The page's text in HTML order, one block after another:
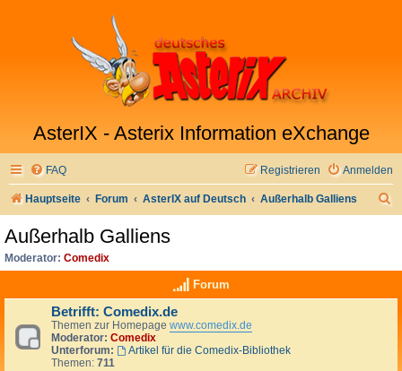
AsterIX - Asterix Information eXchange
FAQ Anmelden
Registrieren
Hauptseite Forum AsterIX auf Deutsch Außerhalb Galliens
h
Außerhalb Galliens
Moderator: Comedix
Forum
Betrifft: Comedix.de
Themen zur Homepage www.comedix.de
Moderator: Comedix
Unterforum:
Artikel für die Comedix-Bibliothek
Themen: 711